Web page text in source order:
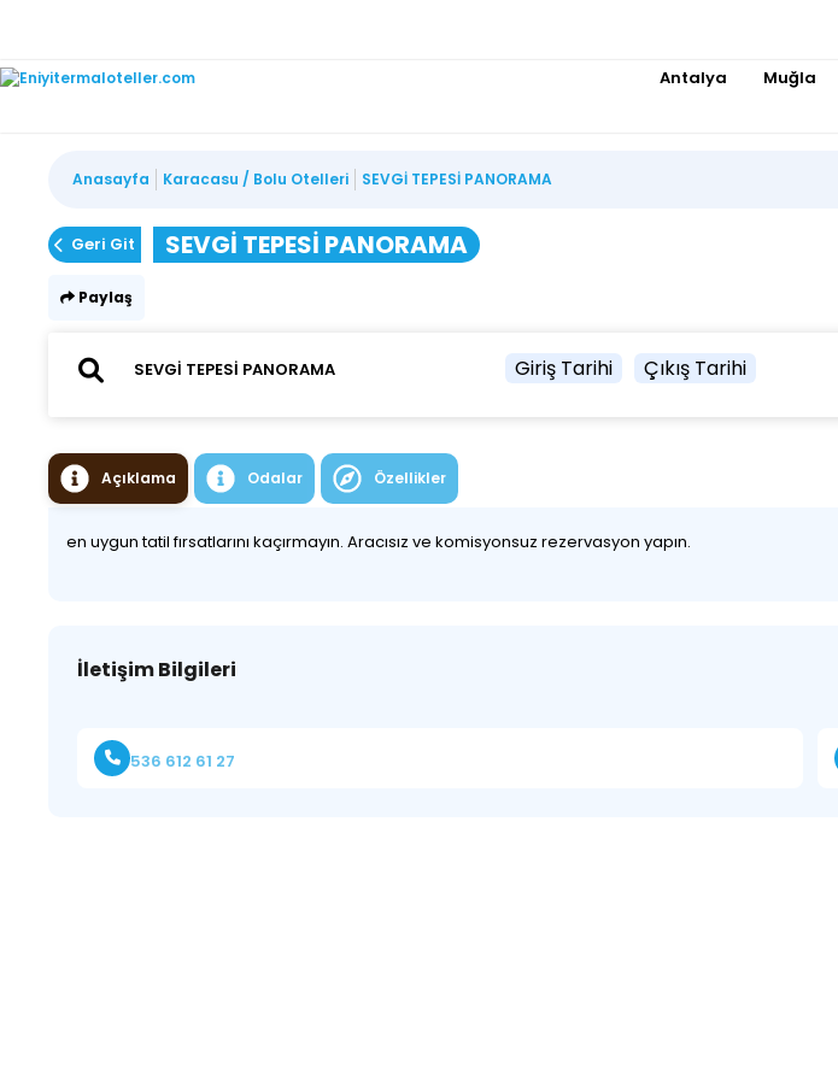
Antalya Muğla
Anasayfa Karacasu / Bolu Otelleri SEVGİ TEPESİ PANORAMA
Geri Git SEVGİ TEPESİ PANORAMA
Paylaş
Giriş Tarihi Çıkış Tarihi
Açıklama Odalar Özellikler
en uygun tatil fırsatlarını kaçırmayın. Aracısız ve komisyonsuz rezervasyon yapın.
İletişim Bilgileri
536 612 61 27